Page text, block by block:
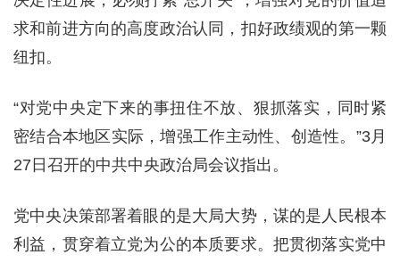
求和前进方向的高度政治认同，扣好政绩观的第一颗
纽扣。
“对党中央定下来的事扭住不放、狠抓落实，同时紧
密结合本地区实际，增强工作主动性、创造性。”3月
27日召开的中共中央政治局会议指出。
党中央决策部署着眼的是大局大势，谋的是人民根本
利益，贯穿着立党为公的本质要求。把贯彻落实党中